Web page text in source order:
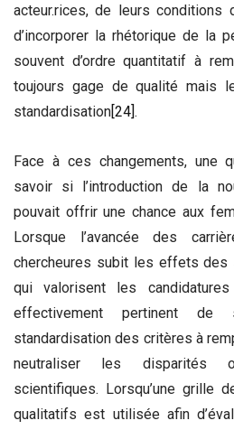
acteur.rices, de leurs conditions
d’incorporer la rhétorique de la
souvent d’ordre quantitatif à
toujours gage de qualité mais
standardisation[24].
Face à ces changements, une
savoir si l’introduction de la
pouvait offrir une chance aux
Lorsque l’avancée des
chercheures subit les effets des
qui valorisent les
effectivement pertinent
standardisation des critères à
neutraliser les disparités
scientifiques. Lorsqu’une grille
qualitatifs est utilisée afin